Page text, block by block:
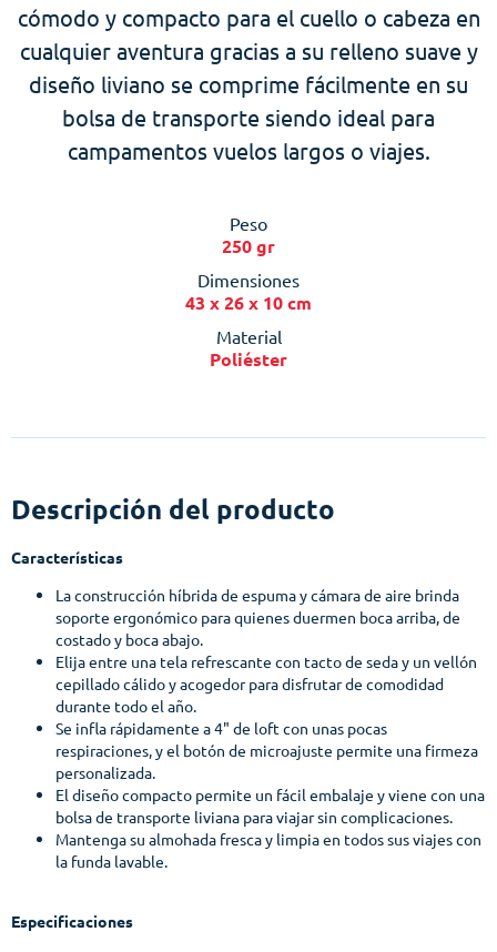
cómodo y compacto para el cuello o cabeza en
cualquier aventura gracias a su relleno suave y
diseño liviano se comprime fácilmente en su
bolsa de transporte siendo ideal para
campamentos vuelos largos o viajes.
Peso
250 gr
Dimensiones
43 x 26 x 10 cm
Material
Poliéster
Descripción del producto
Características
La construcción híbrida de espuma y cámara de aire brinda
soporte ergonómico para quienes duermen boca arriba, de
costado y boca abajo.
Elija entre una tela refrescante con tacto de seda y un vellón
cepillado cálido y acogedor para disfrutar de comodidad
durante todo el año.
Se infla rápidamente a 4" de loft con unas pocas
respiraciones, y el botón de microajuste permite una firmeza
personalizada.
El diseño compacto permite un fácil embalaje y viene con una
bolsa de transporte liviana para viajar sin complicaciones.
Mantenga su almohada fresca y limpia en todos sus viajes con
la funda lavable.
Especificaciones